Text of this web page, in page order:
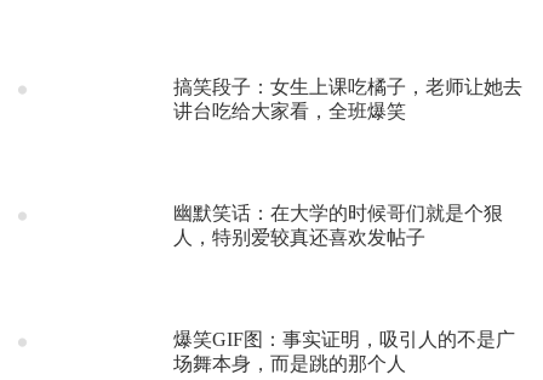
搞笑段子：女生上课吃橘子，老师让她去
讲台吃给大家看，全班爆笑
幽默笑话：在大学的时候哥们就是个狠
人，特别爱较真还喜欢发帖子
爆笑GIF图：事实证明，吸引人的不是广
场舞本身，而是跳的那个人